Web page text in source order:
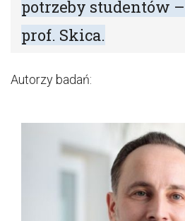
potrzeby studentów
prof. Skica.
Autorzy badań: